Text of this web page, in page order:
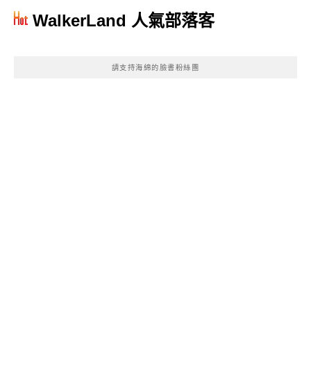
WalkerLand 人氣部落客
請支持海綿的臉書粉絲團